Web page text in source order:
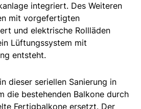
integriert. Des Weiteren
mit vorgefertigten
und elektrische Rollläden
Lüftungssystem mit
entsteht.
dieser seriellen Sanierung in
die bestehenden Balkone durch
Fertigbalkone ersetzt. Der